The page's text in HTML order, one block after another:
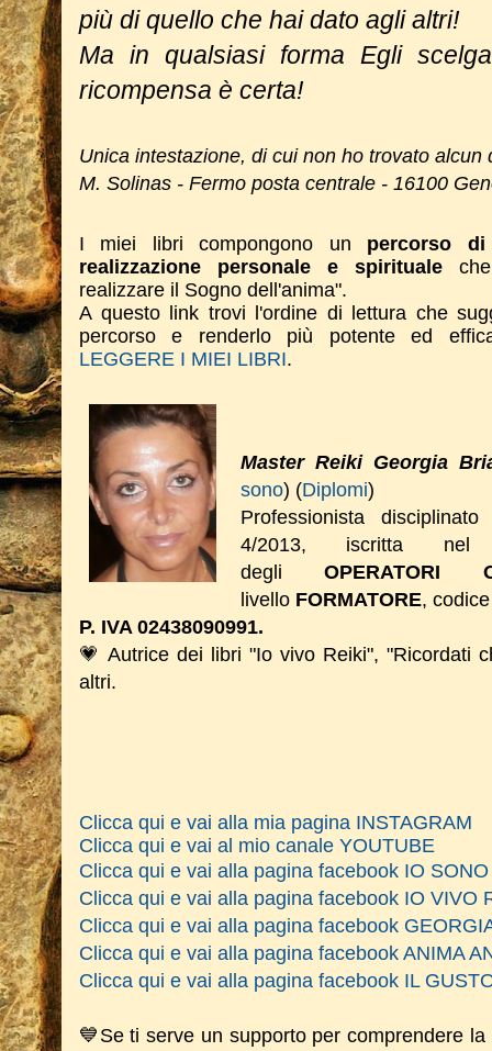
più di quello che hai dato agli altri!
Ma in qualsiasi forma Egli
ricompensa è certa!
Unica intestazione, di cui non ho trovato
M. Solinas - Fermo posta centrale - 16100
I miei libri compongono un percorso
realizzazione personale e spirituale
realizzare il Sogno dell'anima".
A questo link trovi l'ordine di lettura che
percorso e renderlo più potente ed
LEGGERE I MIEI LIBRI.
Master Reiki Georgia
sono) (Diplomi)
Professionista
4/2013, iscritta nel
degli
livello FORMATORE,
P. IVA 02438090991.
💗 Autrice dei libri "Io vivo Reiki", "Ricordati
altri.
Clicca qui e vai alla mia pagina INSTAGRAM
Clicca qui e vai al mio canale YOUTUBE
Clicca qui e vai alla pagina facebook IO
Clicca qui e vai alla pagina facebook IO VIVO
Clicca qui e vai alla pagina facebook
Clicca qui e vai alla pagina facebook ANIMA
Clicca qui e vai alla pagina facebook IL
💙Se ti serve un supporto per comprendere la